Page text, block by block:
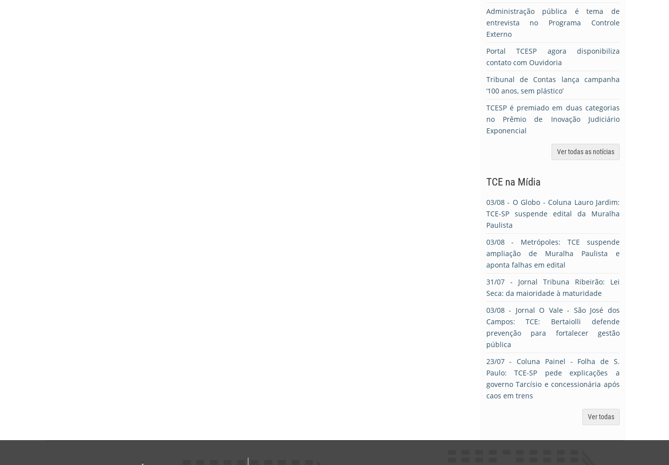
Administração pública é tema de
entrevista no Programa Controle
Externo
Portal TCESP agora disponibiliza
contato com Ouvidoria
Tribunal de Contas lança campanha
‘100 anos, sem plástico’
TCESP é premiado em duas categorias
no Prêmio de Inovação Judiciário
Exponencial
Ver todas as notícias
TCE na Mídia
03/08- O Globo - Coluna Lauro Jardim:
TCE-SP suspende edital da Muralha
Paulista
03/08- Metrópoles: TCE suspende
ampliação de Muralha Paulista e
aponta falhas em edital
31/07- Jornal Tribuna Ribeirão: Lei
Seca: da maioridade à maturidade
03/08- Jornal O Vale - São José dos
Campos: TCE: Bertaiolli defende
prevenção para fortalecer gestão
pública
23/07- Coluna Painel - Folha de S.
Paulo: TCE-SP pede explicações a
governo Tarcísio e concessionária após
caos em trens
Ver todas